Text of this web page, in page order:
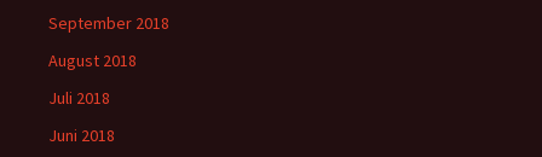
September 2018
August 2018
Juli 2018
Juni 2018